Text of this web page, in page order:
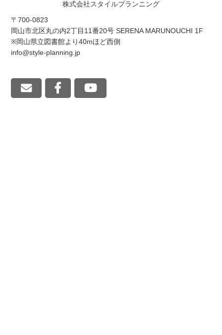
株式会社スタイルプランニング
〒700-0823
岡山市北区丸の内2丁目11番20号 SERENA MARUNOUCHI 1F
※岡山県立図書館より40mほど西側
info@style-planning.jp